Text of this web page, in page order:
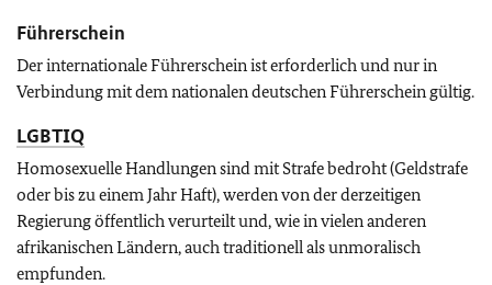
Führerschein
Der internationale Führerschein ist erforderlich und nur in
Verbindung mit dem nationalen deutschen Führerschein gültig.
LGBTIQ
Homosexuelle Handlungen sind mit Strafe bedroht (Geldstrafe
oder bis zu einem Jahr Haft), werden von der derzeitigen
Regierung öffentlich verurteilt und, wie in vielen anderen
afrikanischen Ländern, auch traditionell als unmoralisch
empfunden.